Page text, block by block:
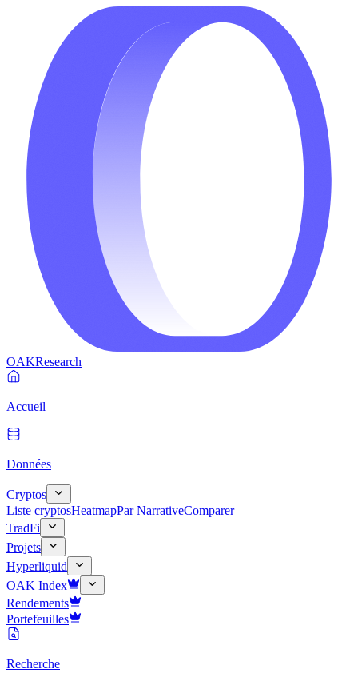
OAKResearch
Accueil
Données
Cryptos
Liste cryptosHeatmapPar NarrativeComparer
TradFi
Projets
Hyperliquid
OAK Index
Rendements
Portefeuilles
Recherche